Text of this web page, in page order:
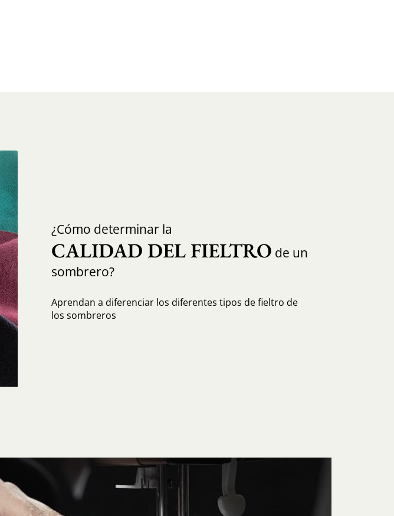
¿Cómo determinar la
CALIDAD DEL FIELTRO de un
sombrero?
Aprendan a diferenciar los diferentes tipos de fieltro de
los sombreros